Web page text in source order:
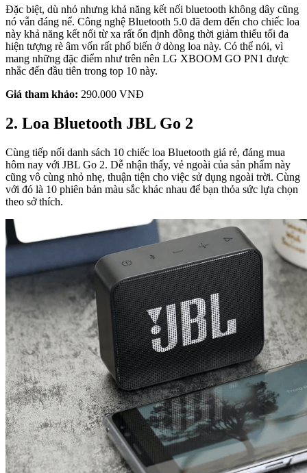
Đặc biệt, dù nhỏ nhưng khả năng kết nối bluetooth không dây cũng
nó vẫn đáng nể. Công nghệ Bluetooth 5.0 đã đem đến cho chiếc loa
này khả năng kết nối từ xa rất ổn định đồng thời giảm thiểu tối đa
hiện tượng rè âm vốn rất phổ biến ở dòng loa này. Có thể nói, vì
mang những đặc điểm như trên nên LG XBOOM GO PN1 được
nhắc đến đầu tiên trong top 10 này.
Giá tham khảo: 290.000 VNĐ
2. Loa Bluetooth JBL Go 2
Cùng tiếp nối danh sách 10 chiếc loa Bluetooth giá rẻ, đáng mua
hôm nay với JBL Go 2. Dễ nhận thấy, vẻ ngoài của sản phẩm này
cũng vô cùng nhỏ nhẹ, thuận tiện cho việc sử dụng ngoài trời. Cùng
với đó là 10 phiên bản màu sắc khác nhau để bạn thỏa sức lựa chọn
theo sở thích.